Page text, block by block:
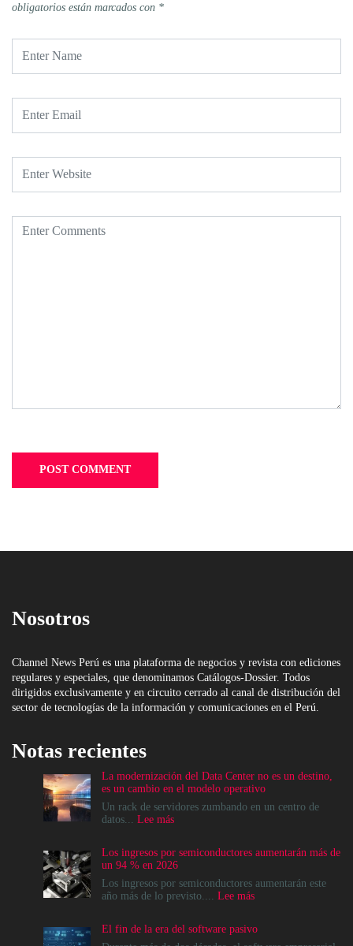
obligatorios están marcados con *
Nosotros
Channel News Perú es una plataforma de negocios y revista con ediciones
regulares y especiales, que denominamos Catálogos-Dossier. Todos
dirigidos exclusivamente y en circuito cerrado al canal de distribución del
sector de tecnologías de la información y comunicaciones en el Perú.
Notas recientes
La modernización del Data Center no es un destino,
es un cambio en el modelo operativo
Un rack de servidores zumbando en un centro de
datos... Lee más:
del
Data
Center
no
destino,
Los ingresos por semiconductores aumentarán más de
un 94 % en 2026
Los ingresos por semiconductores aumentarán este
año más de lo previsto.... Lee más:
por
El fin de la era del software pasivo